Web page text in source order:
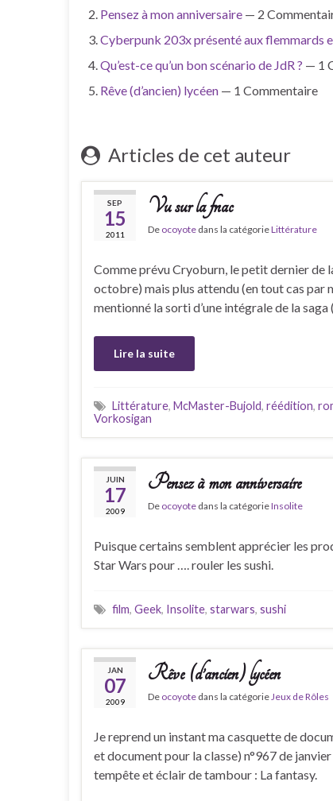
Pensez à mon anniversaire — 2
Cyberpunk 203x présenté aux flemmards
Qu’est-ce qu’un bon scénario de JdR ? — 1
Rêve (d’ancien) lycéen — 1 Commentaire
Articles de cet auteur
SEP
15
2011
Vu sur la fnac
De ocoyote dans la catégorieLittérature
Comme prévu Cryoburn, le petit dernier de
octobre) mais plus attendu (en tout cas par
mentionné la sorti d’une intégrale de la
Lire la suite
Littérature, McMaster-Bujold, réédition,
Vorkosigan
JUIN
17
2009
Pensez à mon anniversaire
De ocoyote dans la catégorieInsolite
Puisque certains semblent apprécier les
Star Wars pour …. rouler les sushi.
film, Geek, Insolite, starwars, sushi
JAN
07
2009
Rêve (d’ancien) lycéen
De ocoyote dans la catégorieJeux de Rôles
Je reprend un instant ma casquette de
et document pour la classe) n°967 de
tempête et éclair de tambour : La fantasy.